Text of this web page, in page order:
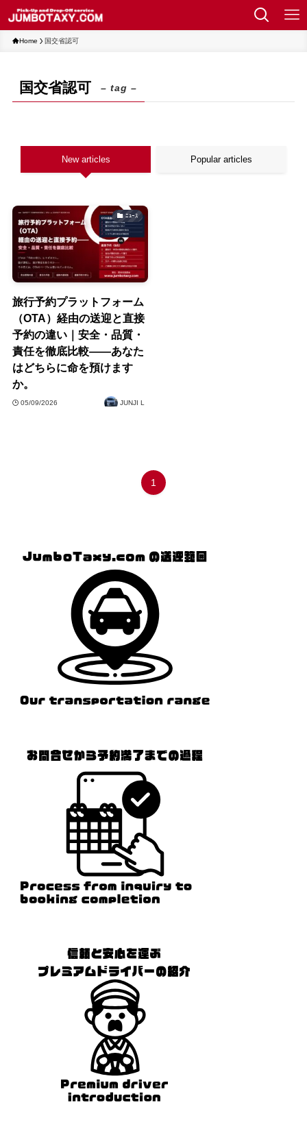
Home 国交省認可
国交省認可 – tag –
New articles Popular articles
ﾆｭｰｽ
旅行予約プラットフォーム
（OTA）経由の送迎と直接
予約の違い｜安全・品質・
責任を徹底比較——あなた
はどちらに命を預けます
か。
05/09/2026 JUNJI L
1